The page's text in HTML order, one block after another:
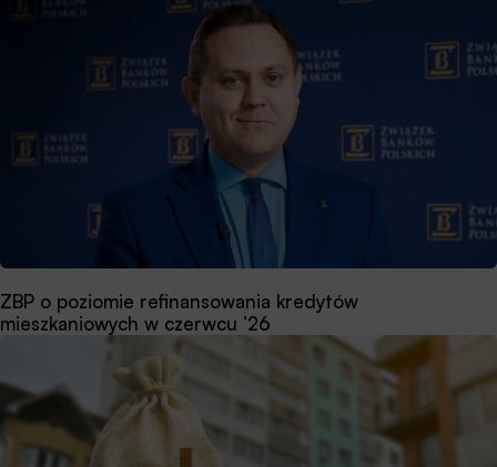
ZBP o poziomie refinansowania kredytów
mieszkaniowych w czerwcu ’26